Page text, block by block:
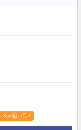
今が狙い目！